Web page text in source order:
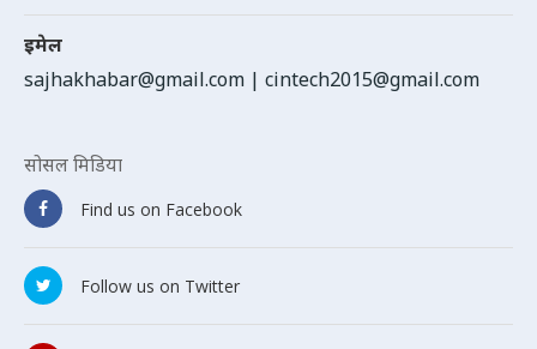
इमेल
sajhakhabar@gmail.com | cintech2015@gmail.com
सोसल मिडिया
Find us on Facebook
Follow us on Twitter